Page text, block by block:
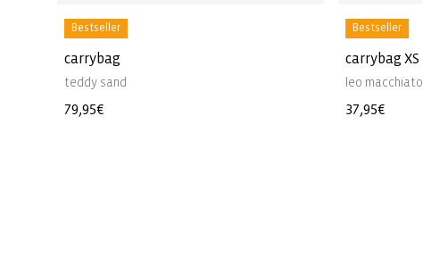
Bestseller
carrybag
teddy sand
Normale
79,95€
Bestseller
carrybag XS
leo macchiato
Normale
37,95€